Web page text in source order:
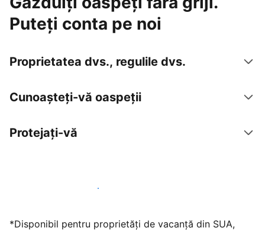
Puteți conta pe noi
Proprietatea dvs., regulile dvs.
Cunoașteți-vă oaspeții
Protejați-vă
Găzduiți oaspeți cu noi chiar astăzi
*Disponibil pentru proprietăți de vacanță din SUA,